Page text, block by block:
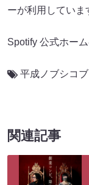
ーが利用していま
Spotify 公式ホー
平成ノブシコ
関連記事